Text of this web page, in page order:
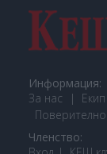
Информация:
За нас
Екип
Членство: